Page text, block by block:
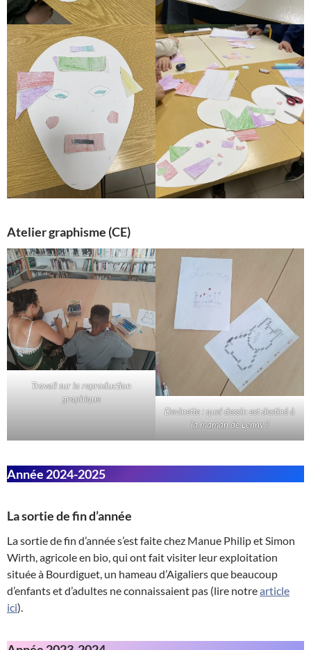
Atelier graphisme (CE)
Travail sur la reproduction
graphique
Devinette : quel dessin est destiné à
la maman de Lenny ?
Année 2024-2025
La sortie de fin d’année
La sortie de fin d’année s’est faite chez Manue Philip et Simon
Wirth, agricole en bio, qui ont fait visiter leur exploitation
située à Bourdiguet, un hameau d’Aigaliers que beaucoup
d’enfants et d’adultes ne connaissaient pas (lire notrearticle
ici).